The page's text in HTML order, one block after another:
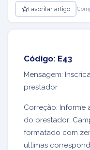
Favoritar artigo
Código: E43
Mensagem:
prestador
Correção: Informe
do prestador:
formatado com
ultimas